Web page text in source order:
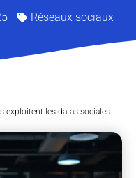
Réseaux sociaux
exploitent les datas sociales